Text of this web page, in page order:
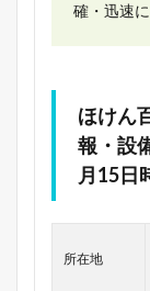
確・迅速
ほけん
報・設
月15日
所在地